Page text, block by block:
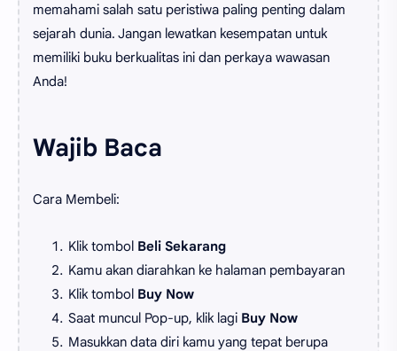
memahami salah satu peristiwa paling penting dalam
sejarah dunia. Jangan lewatkan kesempatan untuk
memiliki buku berkualitas ini dan perkaya wawasan
Anda!
Wajib Baca
Cara Membeli:
Klik tombol Beli Sekarang
Kamu akan diarahkan ke halaman pembayaran
Klik tombol Buy Now
Saat muncul Pop-up, klik lagi Buy Now
Masukkan data diri kamu yang tepat berupa